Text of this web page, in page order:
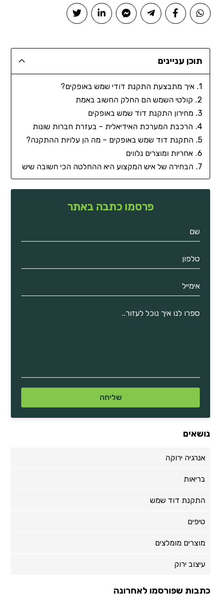
תוכן עניינים
איך מתבצעת התקנת דודי שמש באופקים?
קולטי השמש הם החלק החשוב באמת
מחירון התקנת דוד שמש באופקים
הרכבת המערכת האידיאלית – בעזרת חברות שונות
התקנת דוד שמש באופקים – מה הן עלויות ההתקנה?
אחריות ומוצרים נלווים
הבחירה של איש המקצוע היא ההחלטה הכי חשובה שיש
פרסמו כתבה באתר
נושאים
אנרגיה ירוקה
בריאות
התקנת דוד שמש
טיפים
מוצרים מומלצים
עיצוב ירוק
כתבות שפורסמו לאחרונה